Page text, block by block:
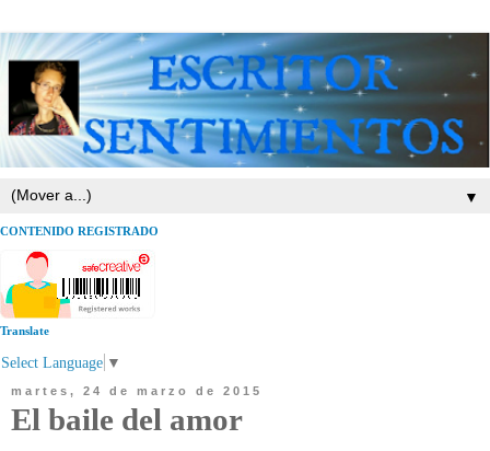
▼
CONTENIDO REGISTRADO
Translate
Select Language ▼
martes, 24 de marzo de 2015
El baile del amor